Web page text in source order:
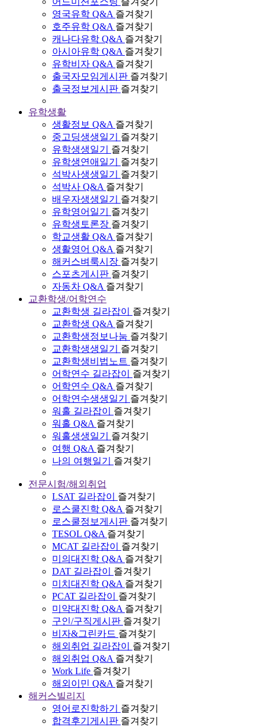
영국유학 Q&A 즐겨찾기
호주유학 Q&A 즐겨찾기
캐나다유학 Q&A 즐겨찾기
아시아유학 Q&A 즐겨찾기
유학비자 Q&A 즐겨찾기
출국자모임게시판 즐겨찾기
출국정보게시판 즐겨찾기
유학생활
생활정보 Q&A 즐겨찾기
중고딩생생일기
즐겨찾기
유학생생일기
즐겨찾기
유학생연애일기
즐겨찾기
석박사생생일기
즐겨찾기
석박사 Q&A 즐겨찾기
배우자생생일기
즐겨찾기
유학영어일기
즐겨찾기
유학생토론장 즐겨찾기
학교생활 Q&A 즐겨찾기
생활영어 Q&A 즐겨찾기
해커스벼룩시장 즐겨찾기
스포츠게시판 즐겨찾기
자동차 Q&A 즐겨찾기
교환학생/어학연수
교환학생 길라잡이
즐겨찾기
교환학생 Q&A 즐겨찾기
교환학생정보나눔 즐겨찾기
교환학생생일기
즐겨찾기
교환학생비법노트 즐겨찾기
어학연수 길라잡이
즐겨찾기
어학연수 Q&A 즐겨찾기
어학연수생생일기
즐겨찾기
워홀 길라잡이
즐겨찾기
워홀 Q&A 즐겨찾기
워홀생생일기
즐겨찾기
여행 Q&A 즐겨찾기
나의 여행일기
즐겨찾기
전문시험/해외취업
LSAT 길라잡이
즐겨찾기
로스쿨진학 Q&A 즐겨찾기
로스쿨정보게시판 즐겨찾기
TESOL Q&A 즐겨찾기
MCAT 길라잡이
즐겨찾기
미의대진학 Q&A 즐겨찾기
DAT 길라잡이
즐겨찾기
미치대진학 Q&A 즐겨찾기
PCAT 길라잡이
즐겨찾기
미약대진학 Q&A 즐겨찾기
구인/구직게시판 즐겨찾기
비자&그린카드 즐겨찾기
해외취업 길라잡이
즐겨찾기
해외취업 Q&A 즐겨찾기
Work Life 즐겨찾기
해외이민 Q&A 즐겨찾기
해커스빌리지
영어로진학하기
즐겨찾기
합격후기게시판 즐겨찾기